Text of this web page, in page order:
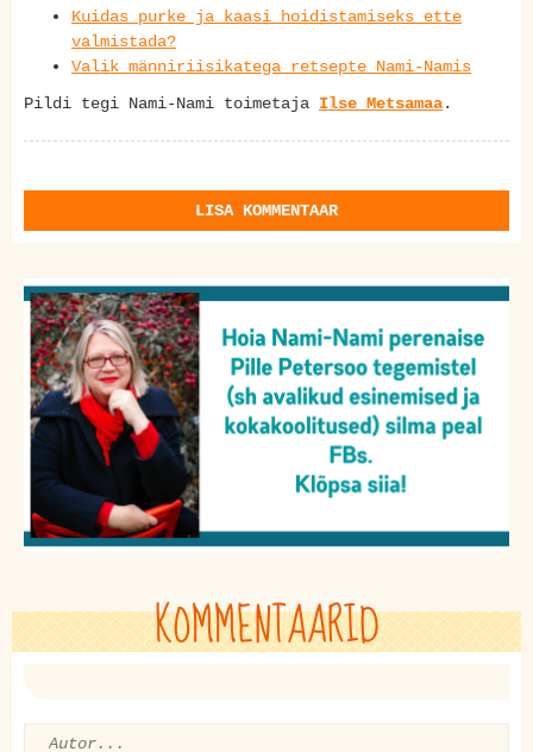
Kuidas purke ja kaasi hoidistamiseks ette
valmistada?
Valik männiriisikatega retsepte Nami-Namis
Pildi tegi Nami-Nami toimetaja Ilse Metsamaa.
LISA KOMMENTAAR
KOMMENTAARID